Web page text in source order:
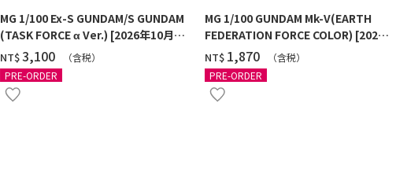
MG 1/100 Ex-S GUNDAM/S GUNDAM
(TASK FORCE α Ver.) [2026年10月發
送]
NT$‌3,100
（含税）
PRE-ORDER
MG 1/100 GUNDAM Mk-V(EARTH
FEDERATION FORCE COLOR) [2026
年11月發送]
NT$ ‌1,870
（含税）
PRE-ORDER